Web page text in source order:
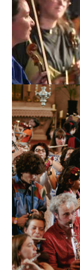
Image